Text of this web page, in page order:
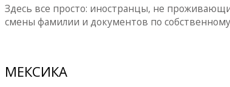
Здесь все просто: иностранцы, не
смены фамилии и документов по
МЕКСИКА